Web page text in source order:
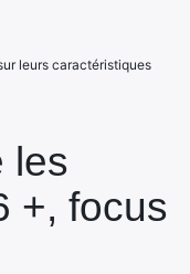
les
+, focus
leurs caractéristiques